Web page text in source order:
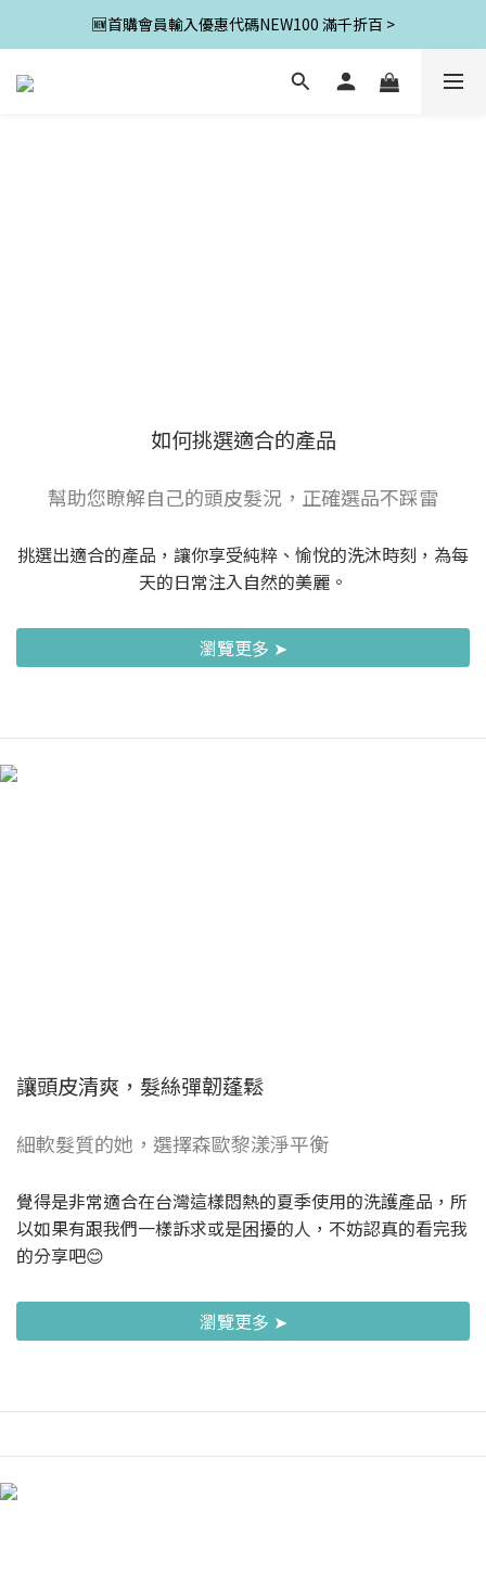
🆕首購會員輸入優惠代碼NEW100 滿千折百 >
如何挑選適合的產品
幫助您瞭解自己的頭皮髮況，正確選品不踩雷
挑選出適合的產品，讓你享受純粹、愉悅的洗沐時刻，為每
天的日常注入自然的美麗。
瀏覽更多 ➤
讓頭皮清爽，髮絲彈韌蓬鬆
細軟髮質的她，選擇森歐黎漾淨平衡
覺得是非常適合在台灣這樣悶熱的夏季使用的洗護產品，所
以如果有跟我們一樣訴求或是困擾的人，不妨認真的看完我
的分享吧😊
瀏覽更多 ➤